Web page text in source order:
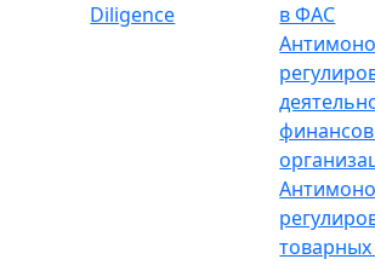
Diligence
в ФАС